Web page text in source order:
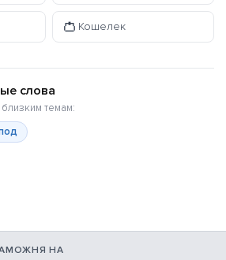
👛 Кошелек
слова
темам:
НА